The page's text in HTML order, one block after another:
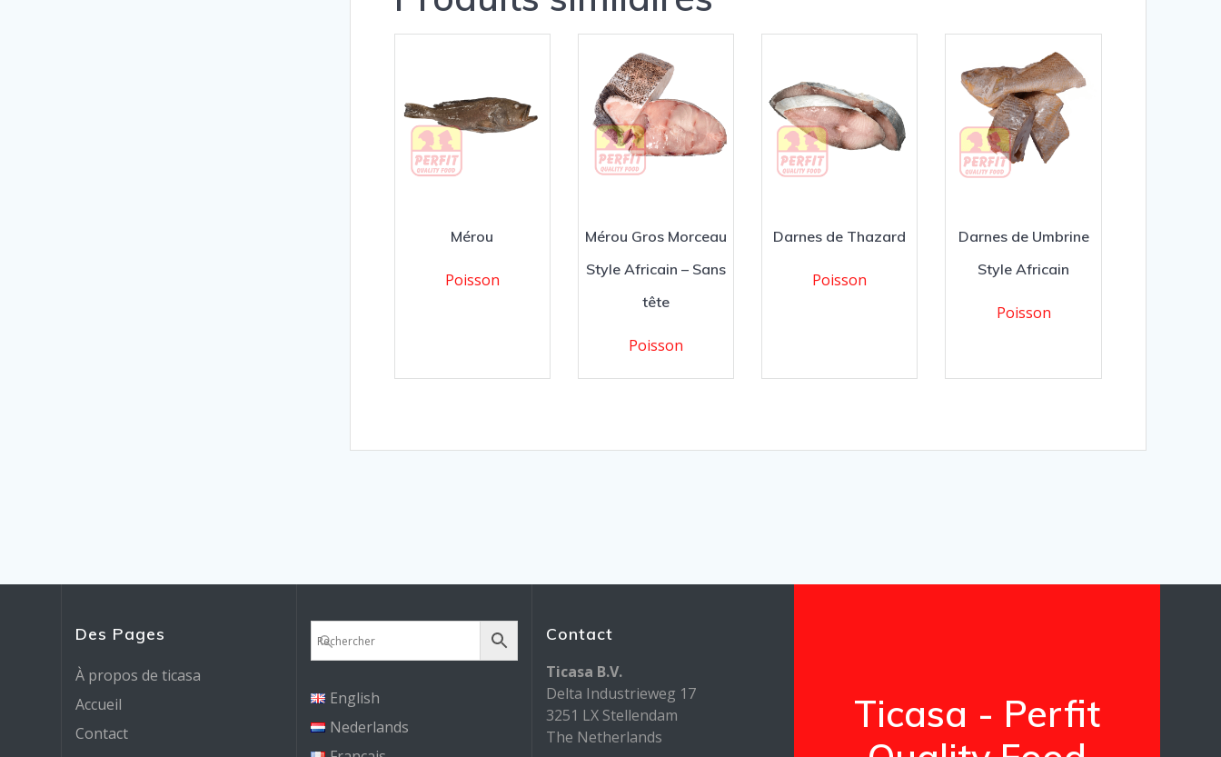
Mérou
Poisson
Mérou Gros Morceau
Style Africain – Sans
tête
Poisson
Darnes de Thazard
Poisson
Darnes de Umbrine
Style Africain
Poisson
Des Pages
À propos de ticasa
Accueil
Contact
English
Nederlands
Contact
Ticasa B.V.
Delta Industrieweg 17
3251 LX Stellendam
The Netherlands
Ticasa - Perfit